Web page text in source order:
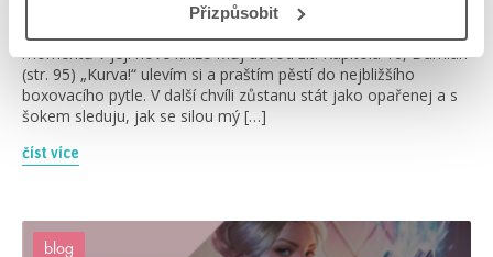
Přizpůsobit
Přečtěte si dnešní #autorskouinspiraci Michaely Dopitové, ve
které se podělila o to, co stálo za vznikem některých
momentů v její nové knize Můj důvod žít. Kapitola 16, Damián
(str. 95) „Kurva!“ ulevím si a praštím pěstí do nejbližšího
boxovacího pytle. V další chvíli zůstanu stát jako opařenej a s
šokem sleduju, jak se silou mý […]
číst více
blog